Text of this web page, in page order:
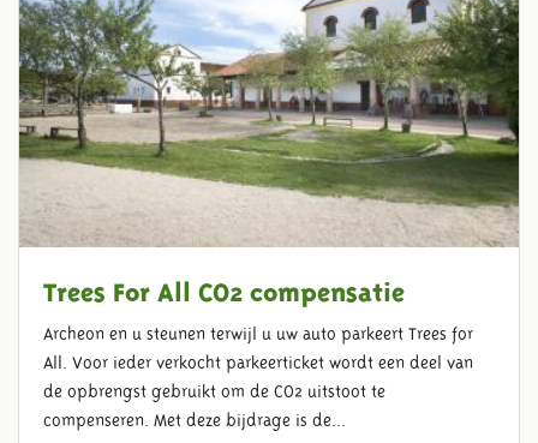
Trees For All CO2 compensatie
Archeon en u steunen terwijl u uw auto parkeert Trees for
All. Voor ieder verkocht parkeerticket wordt een deel van
de opbrengst gebruikt om de CO2 uitstoot te
compenseren. Met deze bijdrage is de...